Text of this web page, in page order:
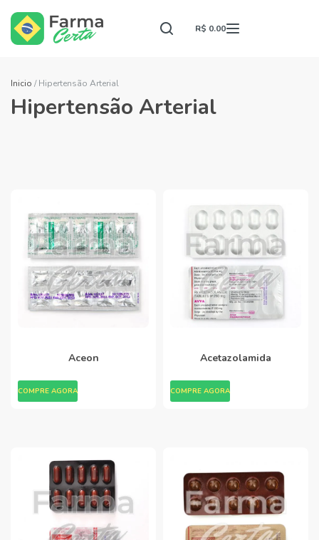
R$ 0.00
Inicio / Hipertensão Arterial
Hipertensão Arterial
Aceon
COMPRE AGORA
Acetazolamida
COMPRE AGORA